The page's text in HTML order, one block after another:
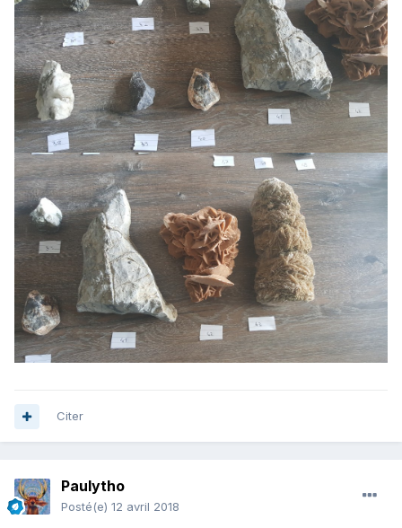
Citer
Paulytho
Posté(e) 12 avril 2018